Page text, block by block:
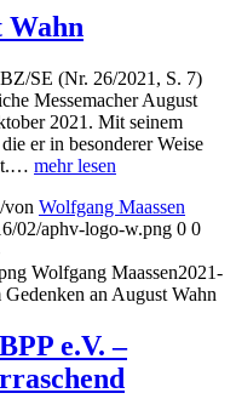
Wahn
SE (Nr. 26/2021, S. 7)
Messemacher August
2021. Mit seinem
er in besonderer Weise
mehr lesen
/von Wolfgang Maassen
02/aphv-logo-w.png 0 0
Wolfgang Maassen2021-
Gedenken an August Wahn
e.V. –